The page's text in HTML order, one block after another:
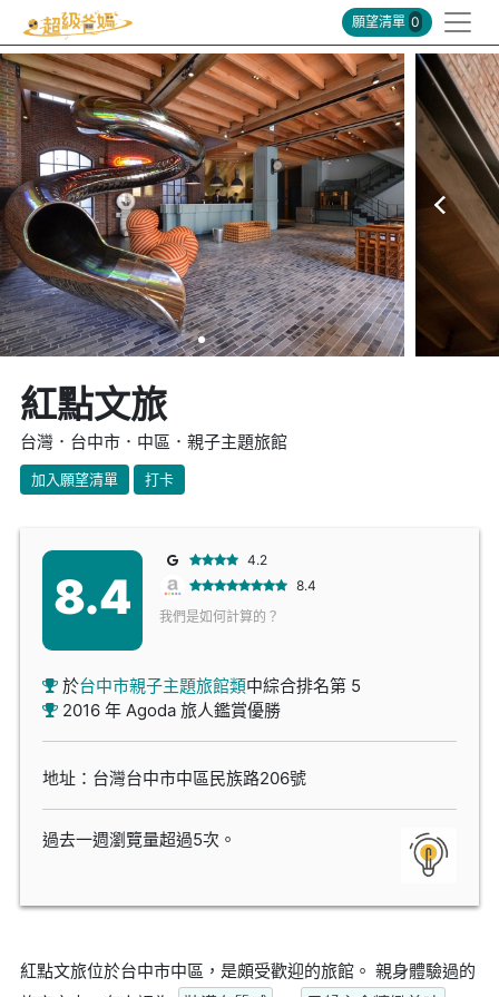
願望清單 0
紅點文旅
台灣．台中市．中區．親子主題旅館
加入願望清單 打卡
8.4
4.2
8.4
我們是如何計算的？
於台中市親子主題旅館類中綜合排名第 5
2016 年 Agoda 旅人鑑賞優勝
地址：台灣台中市中區民族路206號
過去一週瀏覽量超過5次。
紅點文旅位於台中市中區，是頗受歡迎的旅館。 親身體驗過的